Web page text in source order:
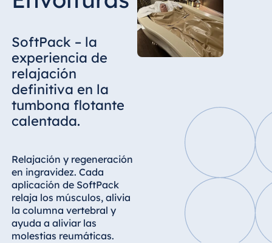
SoftPack – la
experiencia de
relajación
definitiva en la
tumbona flotante
calentada.
Relajación y regeneración
en ingravidez. Cada
aplicación de SoftPack
relaja los músculos, alivia
la columna vertebral y
ayuda a aliviar las
molestias reumáticas.